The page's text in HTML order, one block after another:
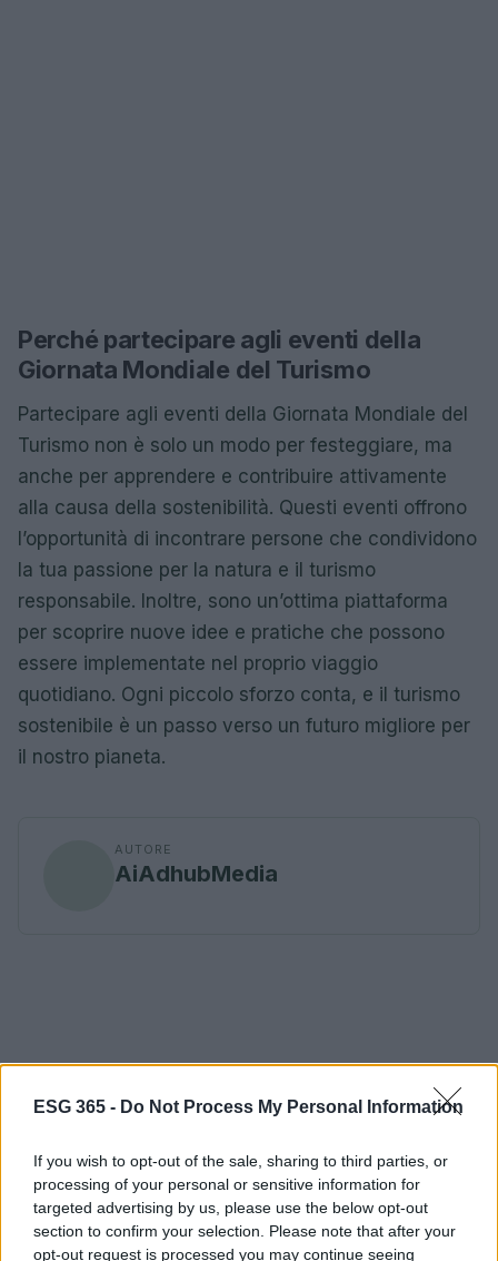
ESG 365 - Do Not Process My Personal Information
If you wish to opt-out of the sale, sharing to third parties, or
processing of your personal or sensitive information for
targeted advertising by us, please use the below opt-out
section to confirm your selection. Please note that after your
opt-out request is processed you may continue seeing
Perché partecipare agli eventi della
Giornata Mondiale del Turismo
Partecipare agli eventi della Giornata Mondiale del
Turismo non è solo un modo per festeggiare, ma
anche per apprendere e contribuire attivamente
alla causa della sostenibilità. Questi eventi offrono
l’opportunità di incontrare persone che condividono
la tua passione per la natura e il turismo
responsabile. Inoltre, sono un’ottima piattaforma
per scoprire nuove idee e pratiche che possono
essere implementate nel proprio viaggio
quotidiano. Ogni piccolo sforzo conta, e il turismo
sostenibile è un passo verso un futuro migliore per
il nostro pianeta.
AUTORE
AiAdhubMedia